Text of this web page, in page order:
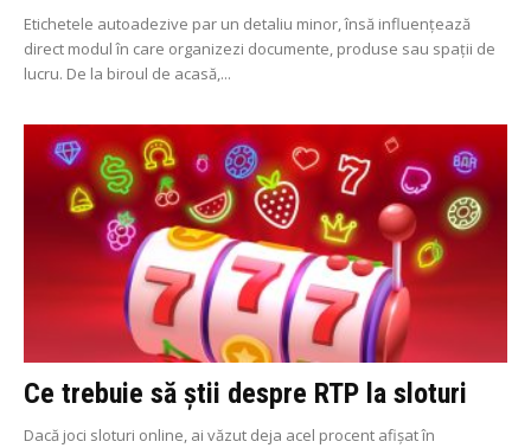
Etichetele autoadezive par un detaliu minor, însă influențează
direct modul în care organizezi documente, produse sau spații de
lucru. De la biroul de acasă,...
Ce trebuie să știi despre RTP la sloturi
Dacă joci sloturi online, ai văzut deja acel procent afișat în